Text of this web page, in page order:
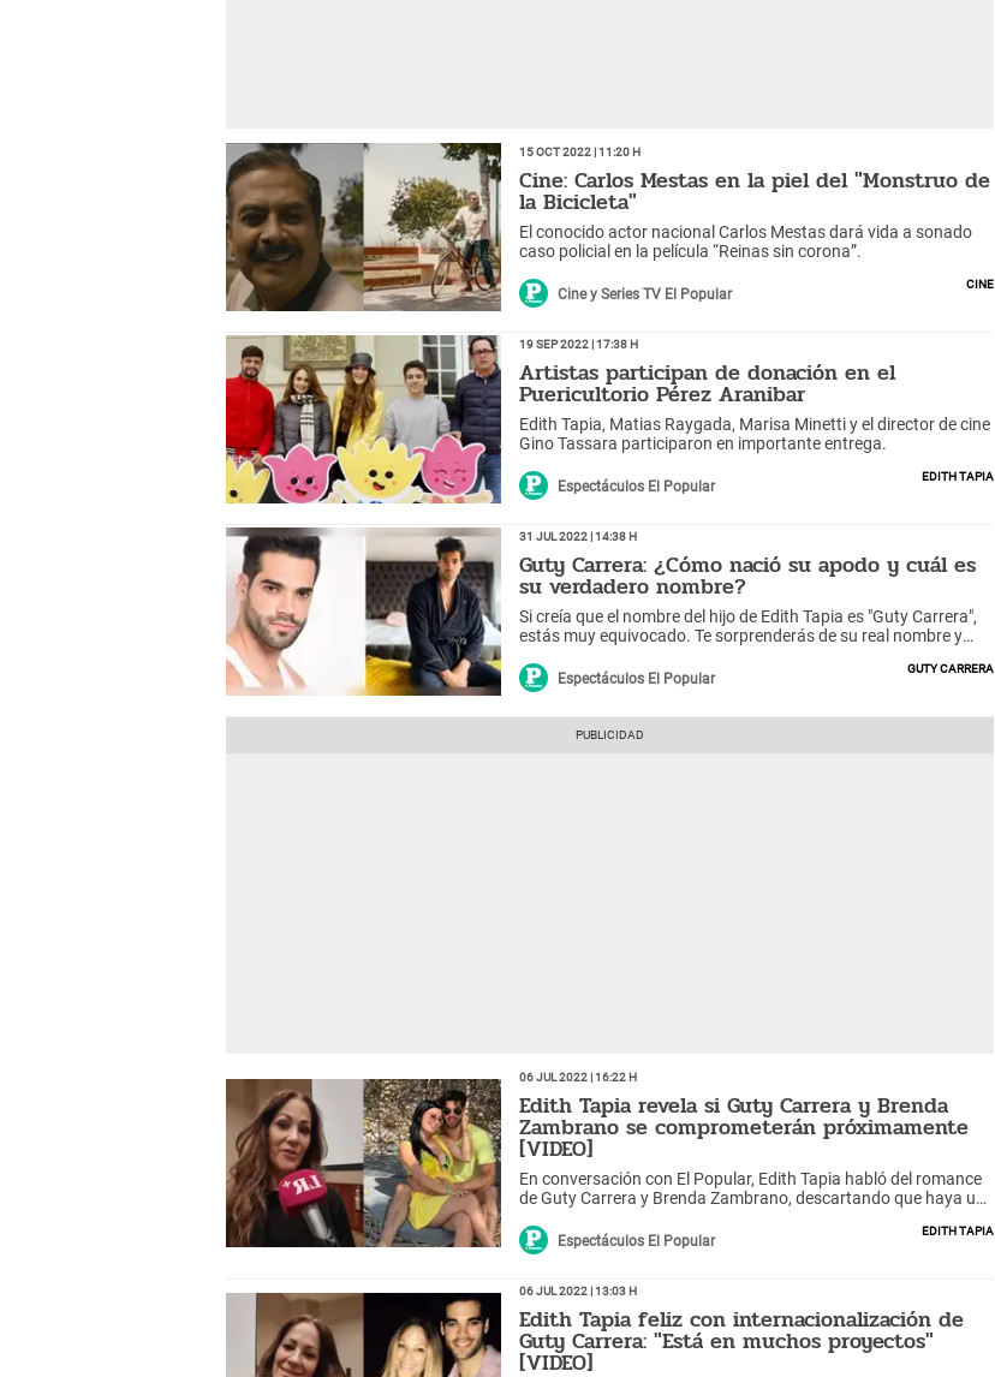
15 Oct 2022 | 11:20 h
Cine: Carlos Mestas en la piel del "Monstruo de
la Bicicleta"
El conocido actor nacional Carlos Mestas dará vida a sonado
caso policial en la película “Reinas sin corona”.
Cine y Series TV El Popular
Cine
19 Sep 2022 | 17:38 h
Artistas participan de donación en el
Puericultorio Pérez Aranibar
Edith Tapia, Matias Raygada, Marisa Minetti y el director de cine
Gino Tassara participaron en importante entrega.
Espectáculos El Popular
Edith Tapia
31 Jul 2022 | 14:38 h
Guty Carrera: ¿Cómo nació su apodo y cuál es
su verdadero nombre?
Si creía que el nombre del hijo de Edith Tapia es "Guty Carrera",
estás muy equivocado. Te sorprenderás de su real nombre y
Espectáculos El Popular
Guty Carrera
06 Jul 2022 | 16:22 h
Edith Tapia revela si Guty Carrera y Brenda
Zambrano se comprometerán próximamente
[VIDEO]
En conversación con El Popular, Edith Tapia habló del romance
de Guty Carrera y Brenda Zambrano, descartando que haya un
finalizó.Espectáculos El Popular
Edith Tapia
06 Jul 2022 | 13:03 h
Edith Tapia feliz con internacionalización de
Guty Carrera: "Está en muchos proyectos"
[VIDEO]